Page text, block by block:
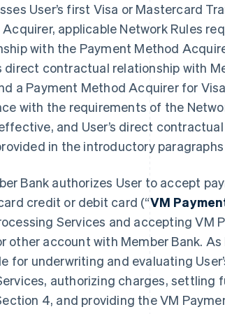
User’s first Visa or Mastercard
applicable Network Rules
with the Payment Method
direct contractual relationship with
a Payment Method Acquirer for
with the requirements of the
and User’s direct
in the introductory paragraphs
Bank authorizes User to accept
credit or debit card (“VM
Services and accepting VM
other account with Member Bank.
for underwriting and evaluating
authorizing charges, settling
4, and providing the VM